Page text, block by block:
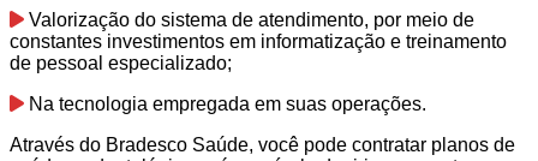
Valorização do sistema de atendimento, por meio de
constantes investimentos em informatização e treinamento
de pessoal especializado;
Na tecnologia empregada em suas operações.
Através do Bradesco Saúde, você pode contratar planos de